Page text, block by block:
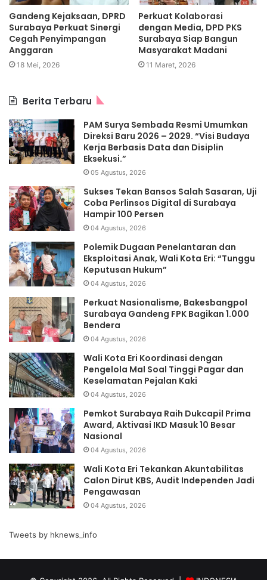
Gandeng Kejaksaan, DPRD
Surabaya Perkuat Sinergi
Cegah Penyimpangan
Anggaran
18 Mei, 2026
Perkuat Kolaborasi
dengan Media, DPD PKS
Surabaya Siap Bangun
Masyarakat Madani
11 Maret, 2026
Berita Terbaru
PAM Surya Sembada Resmi Umumkan
Direksi Baru 2026 – 2029. “Visi Budaya
Kerja Berbasis Data dan Disiplin
Eksekusi.”
05 Agustus, 2026
Sukses Tekan Bansos Salah Sasaran, Uji
Coba Perlinsos Digital di Surabaya
Hampir 100 Persen
04 Agustus, 2026
Polemik Dugaan Penelantaran dan
Eksploitasi Anak, Wali Kota Eri: “Tunggu
Keputusan Hukum”
04 Agustus, 2026
Perkuat Nasionalisme, Bakesbangpol
Surabaya Gandeng FPK Bagikan 1.000
Bendera
04 Agustus, 2026
Wali Kota Eri Koordinasi dengan
Pengelola Mal Soal Tinggi Pagar dan
Keselamatan Pejalan Kaki
04 Agustus, 2026
Pemkot Surabaya Raih Dukcapil Prima
Award, Aktivasi IKD Masuk 10 Besar
Nasional
04 Agustus, 2026
Wali Kota Eri Tekankan Akuntabilitas
Calon Dirut KBS, Audit Independen Jadi
Pengawasan
04 Agustus, 2026
Tweets by hknews_info